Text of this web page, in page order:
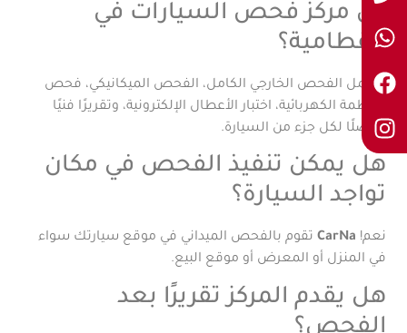
في مركز فحص السيارات في
القطامية؟
يشمل الفحص الخارجي الكامل، الفحص الميكانيكي، فحص
الأنظمة الكهربائية، اختبار الأعطال الإلكترونية، وتقريرًا فنيًا
مفصلًا لكل جزء من السيارة.
هل يمكن تنفيذ الفحص في مكان
تواجد السيارة؟
نعم! CarNa تقوم بالفحص الميداني في موقع سيارتك سواء
في المنزل أو المعرض أو موقع البيع.
هل يقدم المركز تقريرًا بعد